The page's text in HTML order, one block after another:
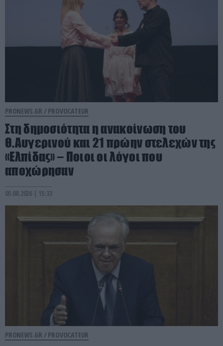
PRONEWS.GR / PROVOCATEUR
Στη δημοσιότητα η ανακοίνωση του
Θ.Αυγερινού και 21 πρώην στελεχών της
«Ελπίδας» – Ποιοι οι λόγοι που
αποχώρησαν
05.08.2026 | 15:33
PRONEWS.GR / PROVOCATEUR